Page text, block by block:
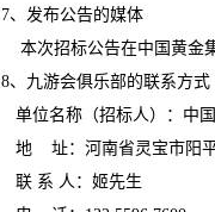
7、发布公告的媒体
本次招标公告在中国黄金
8、九游会俱乐部的联系方式
单位名称（招标人）：中
地 址：河南省灵宝市阳
联 系 人：姬先生